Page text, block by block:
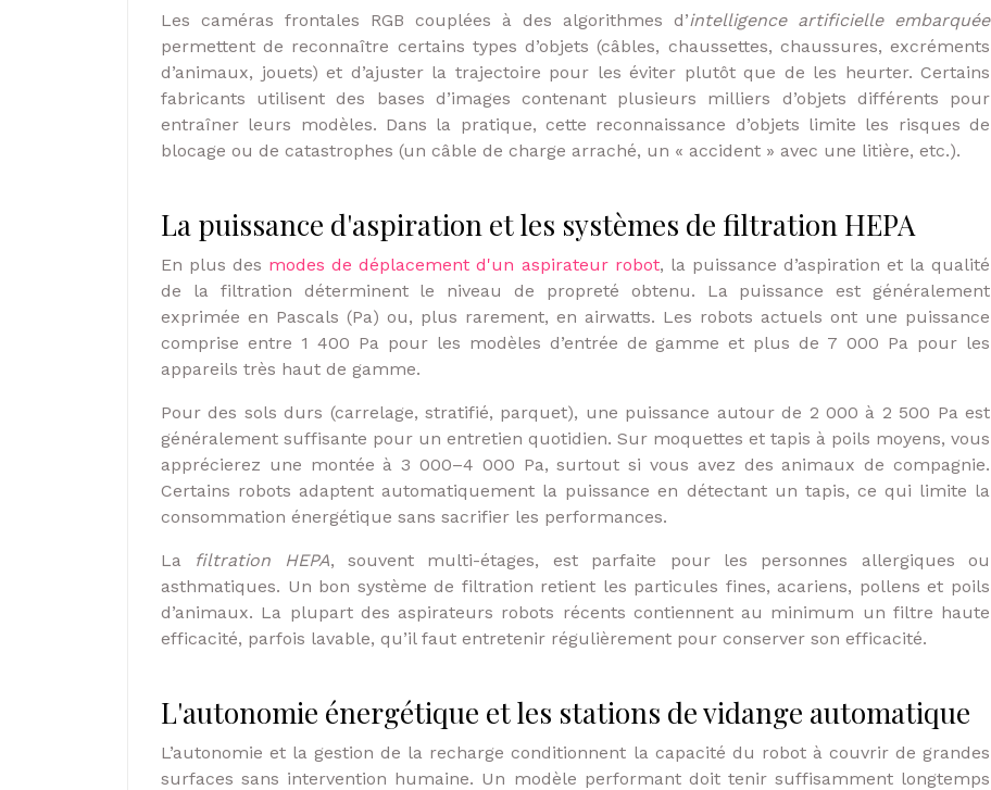
Les caméras frontales RGB couplées à des algorithmes d’intelligence artificielle embarquée
permettent de reconnaître certains types d’objets (câbles, chaussettes, chaussures, excréments
d’animaux, jouets) et d’ajuster la trajectoire pour les éviter plutôt que de les heurter. Certains
fabricants utilisent des bases d’images contenant plusieurs milliers d’objets différents pour
entraîner leurs modèles. Dans la pratique, cette reconnaissance d’objets limite les risques de
blocage ou de catastrophes (un câble de charge arraché, un « accident » avec une litière, etc.).
La puissance d'aspiration et les systèmes de filtration HEPA
En plus des modes de déplacement d'un aspirateur robot, la puissance d’aspiration et la qualité
de la filtration déterminent le niveau de propreté obtenu. La puissance est généralement
exprimée en Pascals (Pa) ou, plus rarement, en airwatts. Les robots actuels ont une puissance
comprise entre 1 400 Pa pour les modèles d’entrée de gamme et plus de 7 000 Pa pour les
appareils très haut de gamme.
Pour des sols durs (carrelage, stratifié, parquet), une puissance autour de 2 000 à 2 500 Pa est
généralement suffisante pour un entretien quotidien. Sur moquettes et tapis à poils moyens, vous
apprécierez une montée à 3 000–4 000 Pa, surtout si vous avez des animaux de compagnie.
Certains robots adaptent automatiquement la puissance en détectant un tapis, ce qui limite la
consommation énergétique sans sacrifier les performances.
La filtration HEPA, souvent multi-étages, est parfaite pour les personnes allergiques ou
asthmatiques. Un bon système de filtration retient les particules fines, acariens, pollens et poils
d’animaux. La plupart des aspirateurs robots récents contiennent au minimum un filtre haute
efficacité, parfois lavable, qu’il faut entretenir régulièrement pour conserver son efficacité.
L'autonomie énergétique et les stations de vidange automatique
L’autonomie et la gestion de la recharge conditionnent la capacité du robot à couvrir de grandes
surfaces sans intervention humaine. Un modèle performant doit tenir suffisamment longtemps